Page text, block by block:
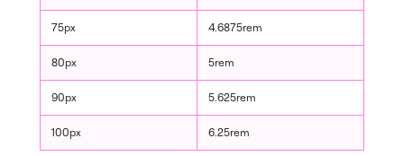
75px 4.6875rem
80px 5rem
90px 5.625rem
100px 6.25rem